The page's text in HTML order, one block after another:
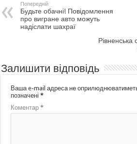
Попередній
Будьте обачні! Повідомлення
про вигране авто можуть
надіслати шахраї
Рівненська
Залишити відповідь
Ваша e-mail адреса не
позначені*
Коментар*